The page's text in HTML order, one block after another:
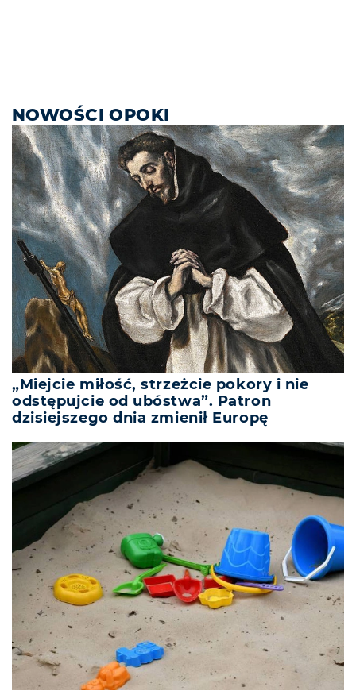
NOWOŚCI OPOKI
„Miejcie miłość, strzeżcie pokory i nie
odstępujcie od ubóstwa”. Patron
dzisiejszego dnia zmienił Europę